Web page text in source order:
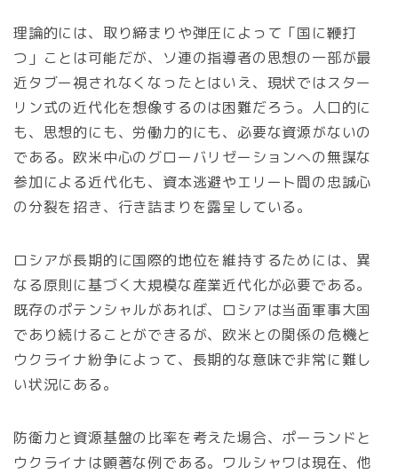
理論的には、取り締まりや弾圧によって「国に鞭打
つ」ことは可能だが、ソ連の指導者の思想の一部が最
近タブー視されなくなったとはいえ、現状ではスター
リン式の近代化を想像するのは困難だろう。人口的に
も、思想的にも、労働力的にも、必要な資源がないの
である。欧米中心のグローバリゼーションへの無謀な
参加による近代化も、資本逃避やエリート間の忠誠心
の分裂を招き、行き詰まりを露呈している。
ロシアが長期的に国際的地位を維持するためには、異
なる原則に基づく大規模な産業近代化が必要である。
既存のポテンシャルがあれば、ロシアは当面軍事大国
であり続けることができるが、欧米との関係の危機と
ウクライナ紛争によって、長期的な意味で非常に難し
い状況にある。
防衛力と資源基盤の比率を考えた場合、ポーランドと
ウクライナは顕著な例である。ワルシャワは現在、他